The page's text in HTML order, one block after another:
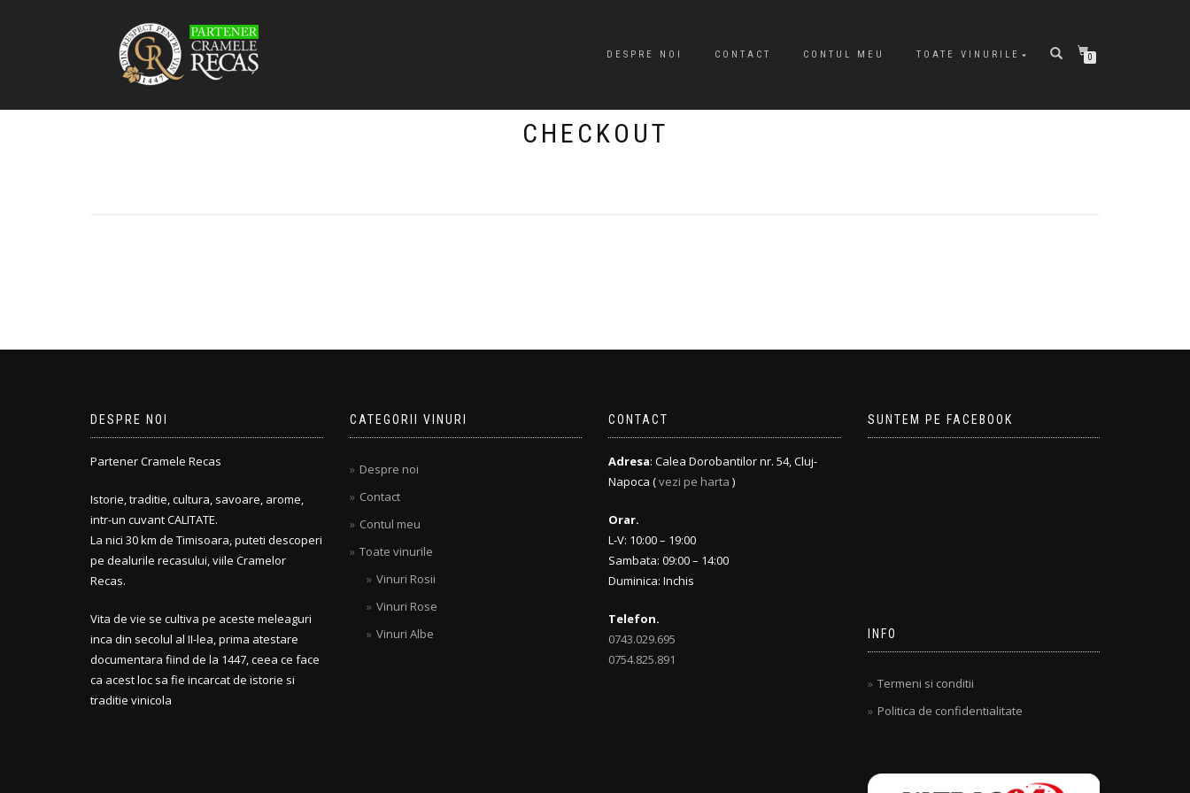
DESPRE NOI CONTACT CONTUL MEU TOATE VINURILE 0
CHECKOUT
DESPRE NOI
Partener Cramele Recas
Istorie, traditie, cultura, savoare, arome,
intr-un cuvant CALITATE.
La nici 30 km de Timisoara, puteti descoperi
pe dealurile recasului, viile Cramelor
Recas.
Vita de vie se cultiva pe aceste meleaguri
inca din secolul al II-lea, prima atestare
documentara fiind de la 1447, ceea ce face
ca acest loc sa fie incarcat de istorie si
traditie vinicola
CATEGORII VINURI
Despre noi
Contact
Contul meu
Toate vinurile
Vinuri Rosii
Vinuri Rose
Vinuri Albe
CONTACT
Adresa: Calea Dorobantilor nr. 54, Cluj-
Napoca (vezi pe harta )
Orar.
L-V: 10:00 – 19:00
Sambata: 09:00 – 14:00
Duminica: Inchis
Telefon.
0743.029.695
0754.825.891
SUNTEM PE FACEBOOK
INFO
Termeni si conditii
Politica de confidentialitate